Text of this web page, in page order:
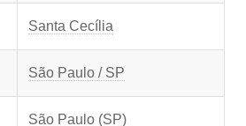
Santa Cecília
São Paulo / SP
São Paulo (SP)